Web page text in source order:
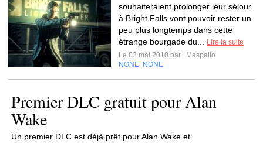
souhaiteraient prolonger leur séjour
à Bright Falls vont pouvoir rester un
peu plus longtemps dans cette
étrange bourgade du...
Lire la suite
Le 03 mai 2010 par
Maspalio
NONE NONE
Premier DLC gratuit pour Alan
Wake
Un premier DLC est déjà prêt pour Alan Wake et